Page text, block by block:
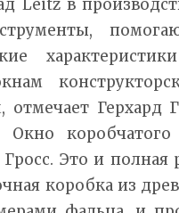
Leitz в
Герхард
Это и
коробка из